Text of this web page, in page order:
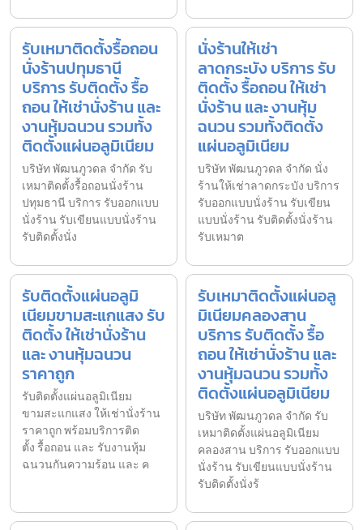
รับเหมาติดตั้งรื้อถอน
นั่งร้านปทุมธานี
บริการ รับติดตั้ง รื้อ
ถอน ให้เช่านั่งร้าน และ
งานหุ้มฉนวน รวมทั้ง
ติดตั้งแผ่นอลูมิเนียม
บริษัท พัฒนภูวดล จำกัด รับ
เหมาติดตั้งรื้อถอนนั่งร้าน
ปทุมธานี บริการ รับออกแบบ
นั่งร้าน รับเขียนแบบนั่งร้าน
รับติดตั้งนั่ง
นั่งร้านให้เช่า
ลาดกระบัง บริการ รับ
ติดตั้ง รื้อถอน ให้เช่า
นั่งร้าน และ งานหุ้ม
ฉนวน รวมทั้งติดตั้ง
แผ่นอลูมิเนียม
บริษัท พัฒนภูวดล จำกัด นั่ง
ร้านให้เช่าลาดกระบัง บริการ
รับออกแบบนั่งร้าน รับเขียน
แบบนั่งร้าน รับติดตั้งนั่งร้าน
รับเหมาต
รับติดตั้งแผ่นอลูมิ
เนียมขามสะแกแสง รับ
ติดตั้ง ให้เช่านั่งร้าน
และ งานหุ้มฉนวน
ราคาถูก
รับติดตั้งแผ่นอลูมิเนียม
ขามสะแกแสง ให้เช่านั่งร้าน
ราคาถูก พร้อมบริการติด
ตั้ง รื้อถอน และ รับงานหุ้ม
ฉนวนกันความร้อน และ ค
รับเหมาติดตั้งแผ่นอลู
มิเนียมคลองสาน
บริการ รับติดตั้ง รื้อ
ถอน ให้เช่านั่งร้าน และ
งานหุ้มฉนวน รวมทั้ง
ติดตั้งแผ่นอลูมิเนียม
บริษัท พัฒนภูวดล จำกัด รับ
เหมาติดตั้งแผ่นอลูมิเนียม
คลองสาน บริการ รับออกแบบ
นั่งร้าน รับเขียนแบบนั่งร้าน
รับติดตั้งนั่งร้